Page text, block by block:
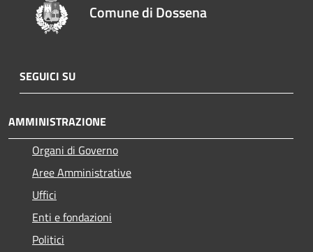
Comune di Dossena
SEGUICI SU
AMMINISTRAZIONE
Organi di Governo
Aree Amministrative
Uffici
Enti e fondazioni
Politici